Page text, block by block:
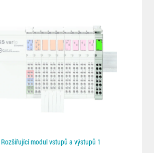
Rozšiřující modul vstupů a výstupů 1